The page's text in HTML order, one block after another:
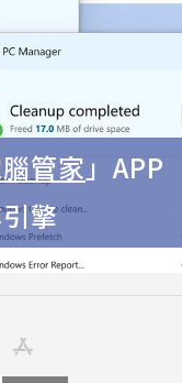
管家 」APP
擎